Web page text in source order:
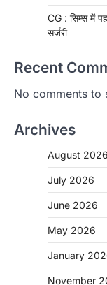
CG : सिम्स में
सर्जरी
Recent
No comments to
Archives
August 2026
July 2026
June 2026
May 2026
January
November